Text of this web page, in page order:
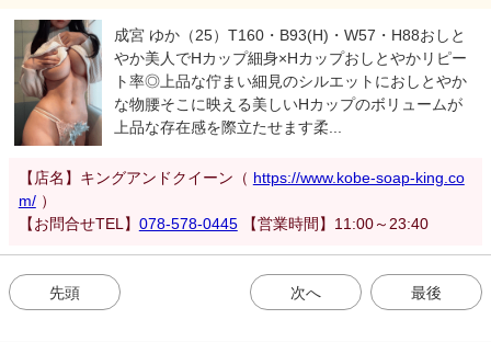
成宮 ゆか（25）T160・B93(H)・W57・H88おしと
やか美人でHカップ細身×Hカップおしとやかリピー
ト率◎上品な佇まい細見のシルエットにおしとやか
な物腰そこに映える美しいHカップのボリュームが
上品な存在感を際立たせます柔...
【店名】キングアンドクイーン（ https://www.kobe-soap-king.co
m/）
【お問合せTEL】 078-578-0445【営業時間】11:00～23:40
先頭 次へ 最後